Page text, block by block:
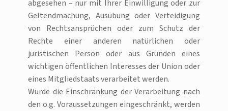
abgesehen – nur mit Ihrer Einwilligung oder zur
Geltendmachung, Ausübung oder Verteidigung
von Rechtsansprüchen oder zum Schutz der
Rechte einer anderen natürlichen oder
juristischen Person oder aus Gründen eines
wichtigen öffentlichen Interesses der Union oder
eines Mitgliedstaats verarbeitet werden.
Wurde die Einschränkung der Verarbeitung nach
den o.g. Voraussetzungen eingeschränkt, werden